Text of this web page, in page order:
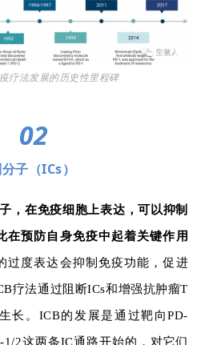
疗法发展的历史性里程碑
02
子（ICs）
，在免疫细胞上表达，可以抑制
在预防自身免疫中起着关键作用
过度表达会抑制免疫功能，促进
疗法通过阻断ICs和增强抗肿瘤T
长。ICB的发展是通过靶向PD-
1/2这两条IC通路开始的，对它们